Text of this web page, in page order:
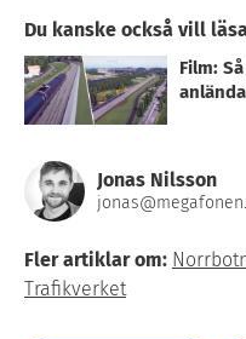
Du kanske också vill
Film:
Jonas Nilsson
Fler artiklar om:
Trafikverket